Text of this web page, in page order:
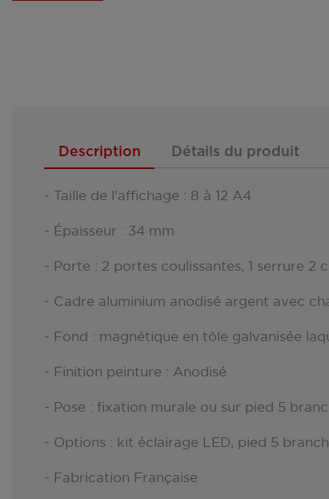
Description Détails du produit
- Taille de l'affichage : 8 à 12 A4
- Épaisseur : 34 mm
- Porte : 2 portes coulissantes, 1 serrure 2
- Cadre aluminium anodisé argent avec
- Fond : magnétique en tôle galvanisée
- Finition peinture : Anodisé
- Pose : fixation murale ou sur pied 5
- Options : kit éclairage LED, pied 5
- Fabrication Française